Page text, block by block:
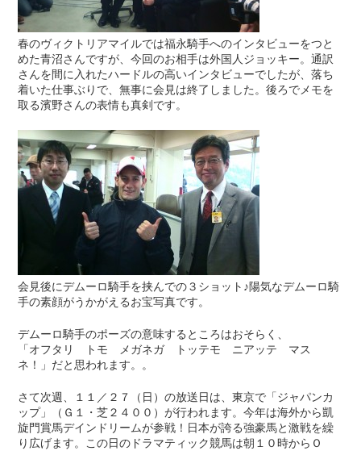
春のヴィクトリアマイルでは福永騎手へのインタビューをつと
めた青沼さんですが、今回のお相手は外国人ジョッキー。通訳
さんを間に入れたハードルの高いインタビューでしたが、落ち
着いた仕事ぶりで、無事に会見は終了しました。後ろでメモを
取る濱野さんの表情も真剣です。
会見後にデムーロ騎手を挟んでの３ショット♪陽気なデムーロ騎
手の素顔がうかがえるお宝写真です。
デムーロ騎手のポーズの意味するところはおそらく、
「オフタリ トモ メガネガ トッテモ ニアッテ マス
ネ！」だと思われます。。
さて次週、１１／２７（日）の放送日は、東京で「ジャパンカ
ップ」（Ｇ１・芝２４００）が行われます。今年は海外から凱
旋門賞馬デインドリームが参戦！日本が誇る強豪馬と激戦を繰
り広げます。この日のドラマティック競馬は朝１０時からＯ